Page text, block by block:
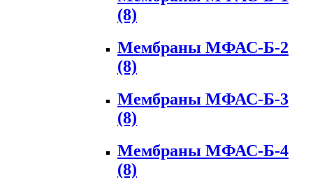
(8)
Мембраны МФАС-Б-2
(8)
Мембраны МФАС-Б-3
(8)
Мембраны МФАС-Б-4
(8)